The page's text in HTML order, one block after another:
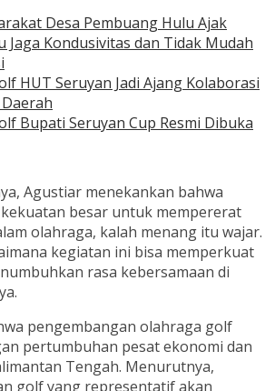
Desa Pembuang Hulu Ajak
Jaga Kondusivitas dan Tidak Mudah
HUT Seruyan Jadi Ajang Kolaborasi
Bupati Seruyan Cup Resmi Dibuka
Agustiar menekankan bahwa
besar untuk mempererat
olahraga, kalah menang itu wajar.
kegiatan ini bisa memperkuat
rasa kebersamaan di
pengembangan olahraga golf
pertumbuhan pesat ekonomi dan
Tengah. Menurutnya,
golf yang representatif akan